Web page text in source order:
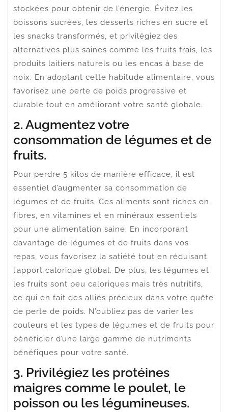
stockées pour obtenir de l’énergie. Évitez les
boissons sucrées, les desserts riches en sucre et
les snacks transformés, et privilégiez des
alternatives plus saines comme les fruits frais, les
produits laitiers naturels ou les encas à base de
noix. En adoptant cette habitude alimentaire, vous
favorisez une perte de poids progressive et
durable tout en améliorant votre santé globale.
2. Augmentez votre
consommation de légumes et de
fruits.
Pour perdre 5 kilos de manière efficace, il est
essentiel d’augmenter sa consommation de
légumes et de fruits. Ces aliments sont riches en
fibres, en vitamines et en minéraux essentiels
pour une alimentation saine. En incorporant
davantage de légumes et de fruits dans vos
repas, vous favorisez la satiété tout en réduisant
l’apport calorique global. De plus, les légumes et
les fruits sont peu caloriques mais très nutritifs,
ce qui en fait des alliés précieux dans votre quête
de perte de poids. N’oubliez pas de varier les
couleurs et les types de légumes et de fruits pour
bénéficier d’une large gamme de nutriments
bénéfiques pour votre santé.
3. Privilégiez les protéines
maigres comme le poulet, le
poisson ou les légumineuses.